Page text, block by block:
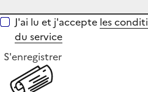
J'ai lu et j'accepte les
du service
S'enregistrer